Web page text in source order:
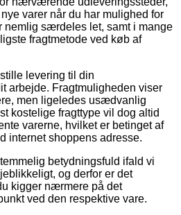
varer når du har mulighed for
nemlig særdeles let, samt i mange
fragtmetode ved køb af
levering til din
arbejde. Fragtmuligheden viser
men ligeledes usædvanlig
kostelige fragttype vil dog altid
varerne, hvilket er betinget af
internet shoppens adresse.
betydningsfuld ifald vi
og derfor er det
kigger nærmere på det
ved den respektive vare.